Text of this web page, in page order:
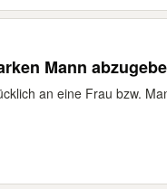
Mann
an eine Frau bzw.